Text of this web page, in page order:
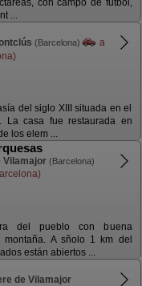
con campo de futbol,
...
(Barcelona)
a
del siglo XIII situada en el
La casa fue restaurada en
los elem ...
Vilamajor (Barcelona)
del pueblo con buena
A sñolo 1 km del
están abiertos ...
de Vilamajor